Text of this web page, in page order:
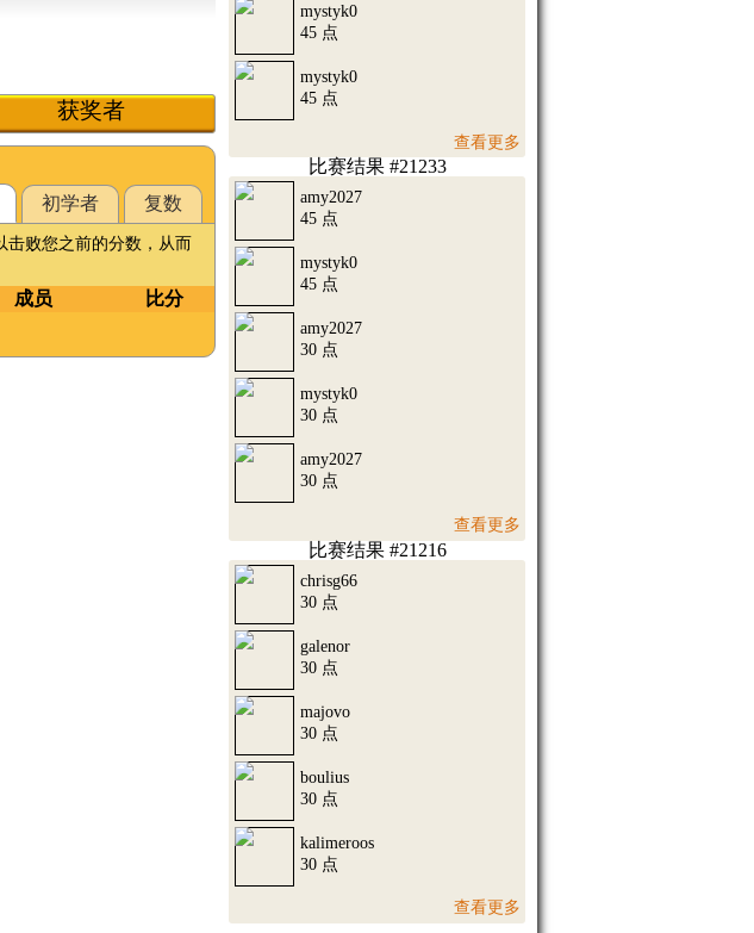
获奖者
初学者 复数
击败您之前的分数，从而
成员
比分
mystyk0
45 点
mystyk0
45 点
查看更多
比赛结果 #21233
amy2027
45 点
mystyk0
45 点
amy2027
30 点
mystyk0
30 点
amy2027
30 点
查看更多
比赛结果 #21216
chrisg66
30 点
galenor
30 点
majovo
30 点
boulius
30 点
kalimeroos
30 点
查看更多